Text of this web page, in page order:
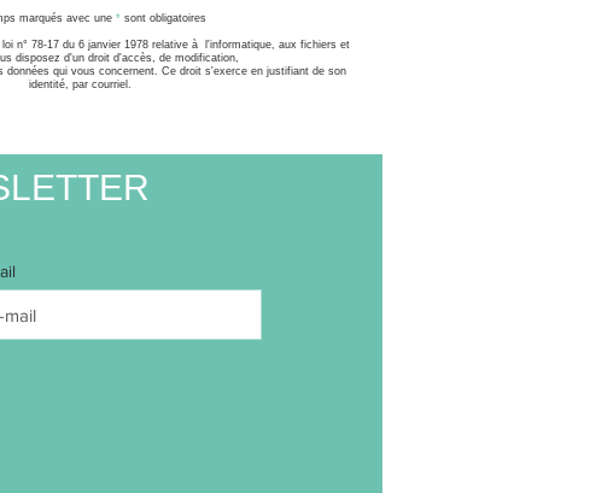
marqués avec une * sont obligatoires
n° 78-17 du 6 janvier 1978 relative à l'informatique, aux fichiers et
disposez d'un droit d'accès, de modification,
données qui vous concernent. Ce droit s'exerce en justifiant de son
identité, par courriel.